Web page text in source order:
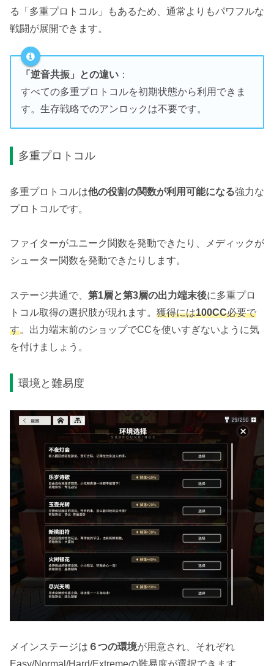
る「多重プロトコル」もあるため、通常よりもパワフルな
戦闘が展開できます。
「逆音共振」との違い ：
すべての多重プロトコルを初期状態から利用できま
す。生存戦略でのアンロックは不要です。
多重プロトコル
多重プロトコルは他の役割の関数が利用可能になる強力な
プロトコルです。
ファイターがユニーク関数を発動できたり、メディックが
シューター関数を発動できたりします。
ステージ共通で、 第1層と第3層の出力端末後に多重プロ
トコル取得の選択肢が現れます。 獲得には100CC必要で
す。出力端末前のショップでCCを使いすぎないように気
を付けましょう。
環境と難易度
メインステージは ６つの環境が用意され、それぞれ